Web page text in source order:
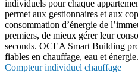
individuels pour chaque
permet aux gestionnaires et aux
consommation d’énergie de
premiers, de mieux gérer leur
seconds. OCEA Smart Building
fiables en chauffage, eau et énergie.
Compteur individuel chauffage